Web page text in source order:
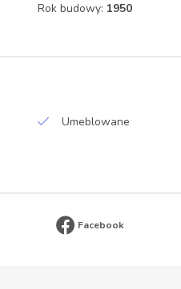
Rok budowy: 1950
Umeblowane
Facebook